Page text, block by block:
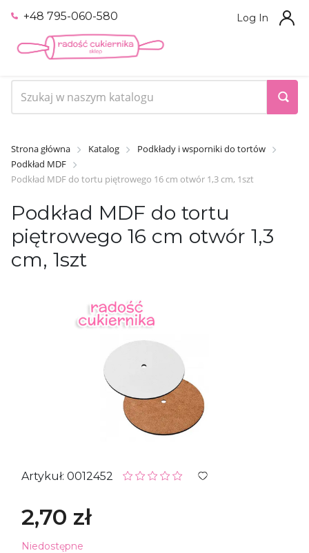
+48 795-060-580 Log In
Strona główna Katalog
Podkłady i wsporniki do tortów
Podkład MDF
Podkład MDF do tortu piętrowego 16 cm otwór 1,3 cm, 1szt
Podkład MDF do tortu
piętrowego 16 cm otwór 1,3
cm, 1szt
Artykuł: 0012452
2,70 zł
Niedostępne